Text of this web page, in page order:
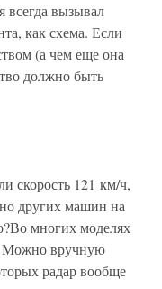
всегда вызывал
как схема. Если
(а чем еще она
должно быть
скорость 121 км/ч,
других машин на
многих моделях
Можно вручную
радар вообще